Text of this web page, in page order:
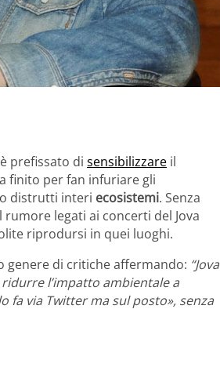
prefissato di sensibilizzare il
finito per fan infuriare gli
distrutti interi ecosistemi. Senza
legati ai concerti del Jova
riprodursi in quei luoghi.
genere di critiche affermando: “Jova
l’impatto ambientale a
fa via Twitter ma sul posto», senza